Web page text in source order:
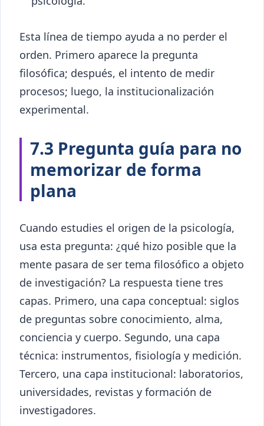
Esta línea de tiempo ayuda a no perder el
orden. Primero aparece la pregunta
filosófica; después, el intento de medir
procesos; luego, la institucionalización
experimental.
7.3 Pregunta guía para no
memorizar de forma
plana
Cuando estudies el origen de la psicología,
usa esta pregunta: ¿qué hizo posible que la
mente pasara de ser tema filosófico a objeto
de investigación? La respuesta tiene tres
capas. Primero, una capa conceptual: siglos
de preguntas sobre conocimiento, alma,
conciencia y cuerpo. Segundo, una capa
técnica: instrumentos, fisiología y medición.
Tercero, una capa institucional: laboratorios,
universidades, revistas y formación de
investigadores.